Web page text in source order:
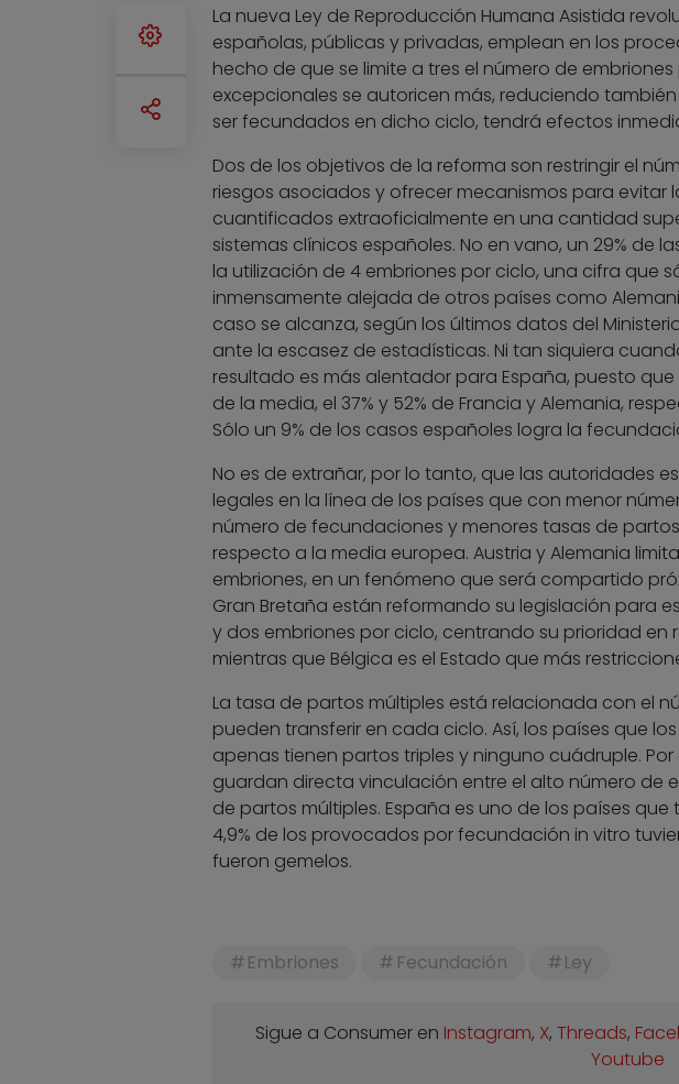
La nueva Ley de Reproducción Humana Asistida
españolas, públicas y privadas, emplean en los
hecho de que se limite a tres el número de
excepcionales se autoricen más, reduciendo
ser fecundados en dicho ciclo, tendrá efectos
Dos de los objetivos de la reforma son restringir el
riesgos asociados y ofrecer mecanismos para evitar
cuantificados extraoficialmente en una cantidad
sistemas clínicos españoles. No en vano, un 29% de
la utilización de 4 embriones por ciclo, una cifra que
inmensamente alejada de otros países como
caso se alcanza, según los últimos datos del
ante la escasez de estadísticas. Ni tan siquiera
resultado es más alentador para España, puesto que
de la media, el 37% y 52% de Francia y Alemania,
Sólo un 9% de los casos españoles logra la
No es de extrañar, por lo tanto, que las autoridades
legales en la línea de los países que con menor
número de fecundaciones y menores tasas de
respecto a la media europea. Austria y Alemania
embriones, en un fenómeno que será compartido
Gran Bretaña están reformando su legislación para
y dos embriones por ciclo, centrando su prioridad en
mientras que Bélgica es el Estado que más
La tasa de partos múltiples está relacionada con el
pueden transferir en cada ciclo. Así, los países que
apenas tienen partos triples y ninguno cuádruple.
guardan directa vinculación entre el alto número de
de partos múltiples. España es uno de los países
4,9% de los provocados por fecundación in vitro
fueron gemelos.
Embriones Fecundación Ley
Sigue a Consumer en Instagram, X,Threads,
Youtube